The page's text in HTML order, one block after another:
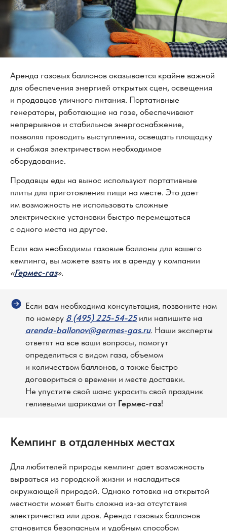
Аренда газовых баллонов оказывается крайне важной
для обеспечения энергией открытых сцен, освещения
и продавцов уличного питания. Портативные
генераторы, работающие на газе, обеспечивают
непрерывное и стабильное энергоснабжение,
позволяя проводить выступления, освещать площадку
и снабжая электричеством необходимое
оборудование.
Продавцы еды на вынос используют портативные
плиты для приготовления пищи на месте. Это дает
им возможность не использовать сложные
электрические установки быстро перемещаться
с одного места на другое.
Если вам необходимы газовые баллоны для вашего
кемпинга, вы можете взять их в аренду у компании
«Гермес-газ».
Если вам необходима консультация, позвоните нам
по номеру 8 (495) 225-54-25или напишите на
arenda-ballonov@germes-gas.ru. Наши эксперты
ответят на все ваши вопросы, помогут
определиться с видом газа, объемом
и количеством баллонов, а также быстро
договориться о времени и месте доставки.
Не упустите свой шанс украсить свой праздник
гелиевыми шариками от Гермес-газ!
Кемпинг в отдаленных местах
Для любителей природы кемпинг дает возможность
вырваться из городской жизни и насладиться
окружающей природой. Однако готовка на открытой
местности может быть сложна из-за отсутствия
электричества или дров. Аренда газовых баллонов
становится безопасным и удобным способом